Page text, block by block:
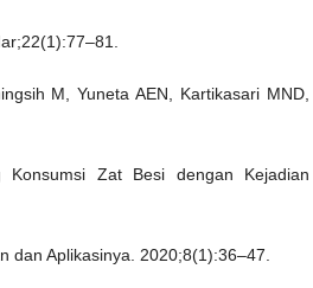
M, Yuneta AEN, Kartikasari MND,
Konsumsi Zat Besi dengan Kejadian
dan Aplikasinya. 2020;8(1):36–47.